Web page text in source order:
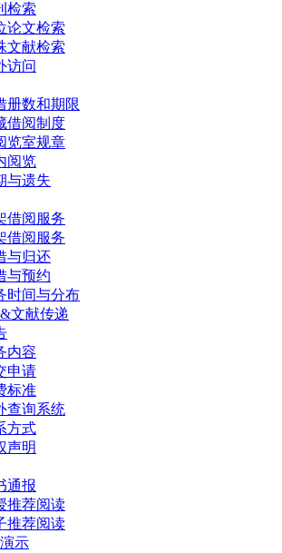
检索
论文检索
文献检索
访问
册数和期限
借阅制度
览室规章
阅览
与遗失
借阅服务
借阅服务
与归还
与预约
时间与分布
文献传递
内容
申请
标准
查询系统
方式
声明
通报
推荐阅读
推荐阅读
示